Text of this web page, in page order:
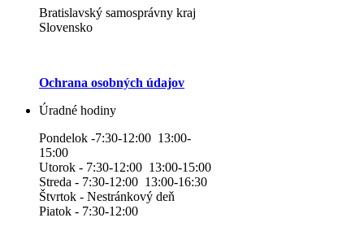
Bratislavský samosprávny kraj
Slovensko
Ochrana osobných údajov
Úradné hodiny
Pondelok -7:30-12:00 13:00-
15:00
Utorok - 7:30-12:00 13:00-15:00
Streda - 7:30-12:00 13:00-16:30
Štvrtok - Nestránkový deň
Piatok - 7:30-12:00